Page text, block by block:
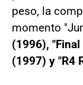
peso, la
momento
(1996),
(1997) y "R4